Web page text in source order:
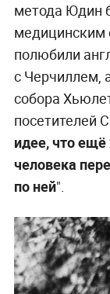
метода Юдин
медицинским
полюбили
с Черчиллем,
собора
посетителей
идее, что
человека
по ней".